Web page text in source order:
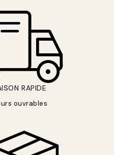
RAPIDE
ouvrables